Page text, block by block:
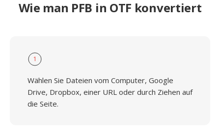
Wie man PFB in OTF konvertiert
1
Wählen Sie Dateien vom Computer, Google
Drive, Dropbox, einer URL oder durch Ziehen auf
die Seite.